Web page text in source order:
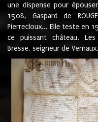
une dispense pour
1508, Gaspard de
Pierrecloux... Elle teste en
ce puissant château. Les
Bresse, seigneur de Vernaux.